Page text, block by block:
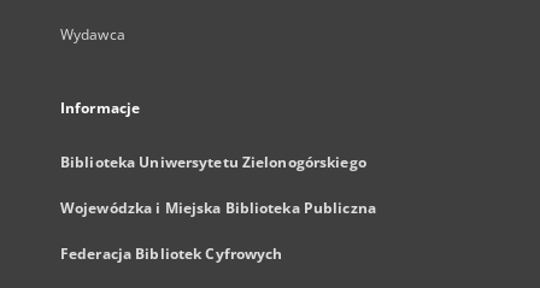
Wydawca
Informacje
Biblioteka Uniwersytetu Zielonogórskiego
Wojewódzka i Miejska Biblioteka Publiczna
Federacja Bibliotek Cyfrowych